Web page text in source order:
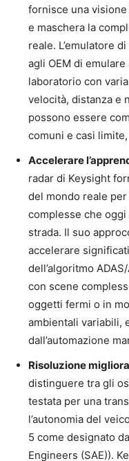
fornisce una
e maschera la
reale. L’emulatore
agli OEM di
laboratorio con
velocità, distanza e
possono essere
comuni e casi
Accelerare
radar di Keysight
del mondo reale
complesse che
strada. Il suo
accelerare
dell’algoritmo
con scene
oggetti fermi o in
ambientali variabili,
dall’automazione
Risoluzione
distinguere tra gli
testata per una
l’autonomia del
5 come designato
Engineers (SAE)).